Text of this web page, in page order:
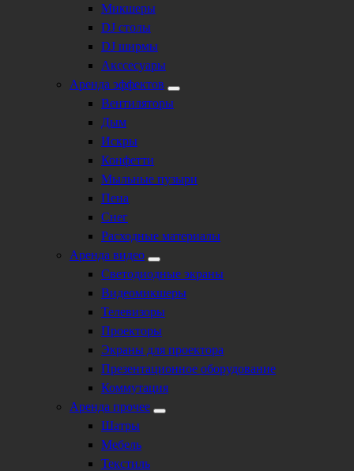
Микшеры
DJ столы
DJ ширмы
Акссесуары
Аренда эффектов
Вентиляторы
Дым
Искры
Конфетти
Мыльные пузыри
Пена
Снег
Расходные материалы
Аренда видео
Светодиодные экраны
Видеомикшеры
Телевизоры
Проекторы
Экраны для проектора
Презентационное оборудование
Коммутация
Аренда прочее
Шатры
Мебель
Текстиль